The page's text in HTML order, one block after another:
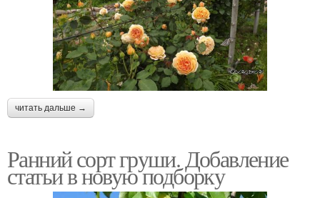
читать дальше →
Ранний сорт груши. Добавление
статьи в новую подборку